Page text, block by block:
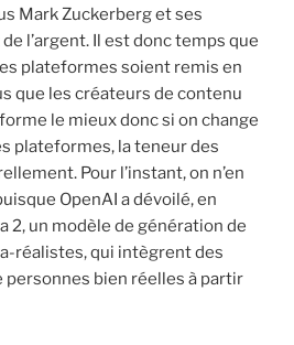
Mark Zuckerberg et ses
l’argent. Il est donc temps que
plateformes soient remis en
que les créateurs de contenu
le mieux donc si on change
plateformes, la teneur des
Pour l’instant, on n’en
OpenAI a dévoilé, en
2, un modèle de génération de
réalistes, qui intègrent des
personnes bien réelles à partir